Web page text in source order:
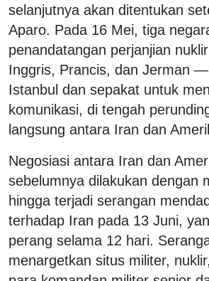
selanjutnya akan ditentukan
Aparo. Pada 16 Mei, tiga
penandatangan perjanjian
Inggris, Prancis, dan Jerman
Istanbul dan sepakat untuk
komunikasi, di tengah
langsung antara Iran dan
Negosiasi antara Iran dan
sebelumnya dilakukan dengan
hingga terjadi serangan
terhadap Iran pada 13 Juni,
perang selama 12 hari.
menargetkan situs militer,